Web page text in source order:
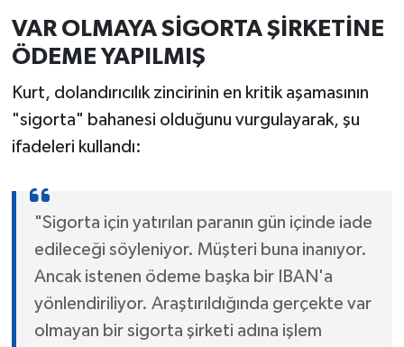
VAR OLMAYA SİGORTA ŞİRKETİNE
ÖDEME YAPILMIŞ
Kurt, dolandırıcılık zincirinin en kritik aşamasının
"sigorta" bahanesi olduğunu vurgulayarak, şu
ifadeleri kullandı:
"Sigorta için yatırılan paranın gün içinde iade
edileceği söyleniyor. Müşteri buna inanıyor.
Ancak istenen ödeme başka bir IBAN'a
yönlendiriliyor. Araştırıldığında gerçekte var
olmayan bir sigorta şirketi adına işlem